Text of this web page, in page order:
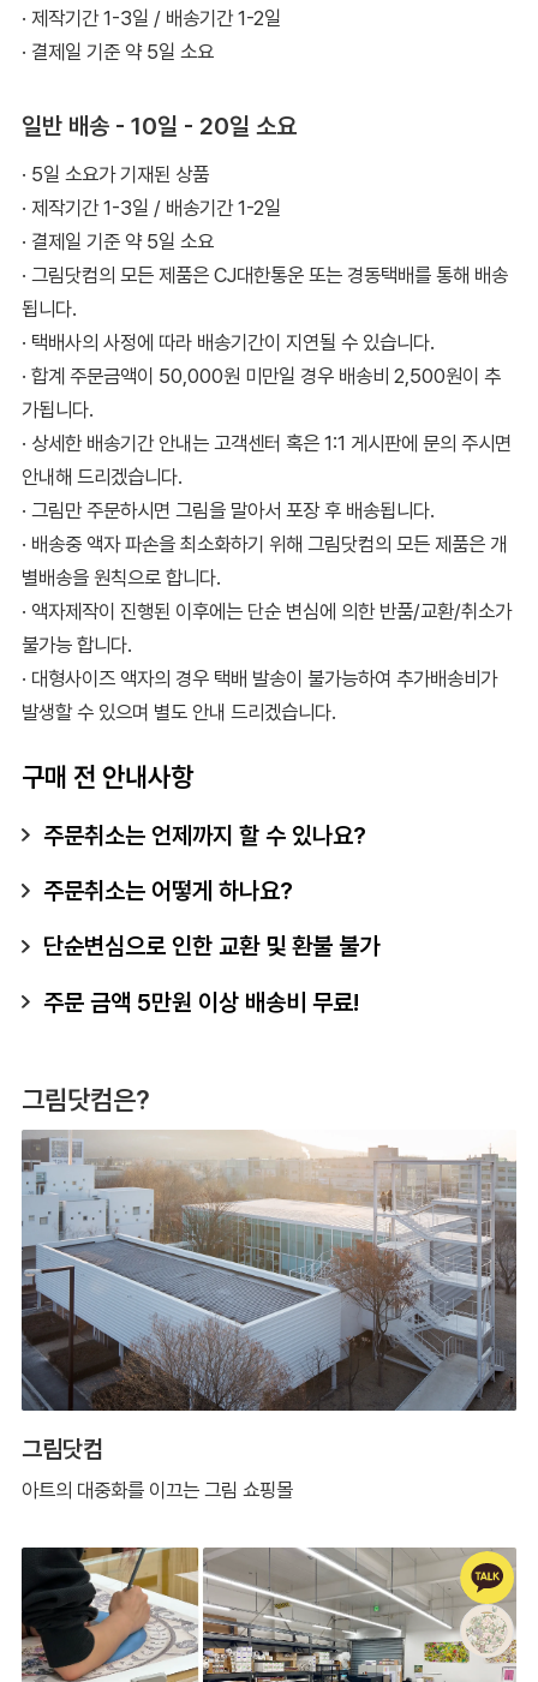
· 제작기간 1-3일 / 배송기간 1-2일
· 결제일 기준 약 5일 소요
일반 배송 - 10일 - 20일 소요
· 5일 소요가 기재된 상품
· 제작기간 1-3일 / 배송기간 1-2일
· 결제일 기준 약 5일 소요
· 그림닷컴의 모든 제품은 CJ대한통운 또는 경동택배를 통해 배송
됩니다.
· 택배사의 사정에 따라 배송기간이 지연될 수 있습니다.
· 합계 주문금액이 50,000원 미만일 경우 배송비 2,500원이 추
가됩니다.
· 상세한 배송기간 안내는 고객센터 혹은 1:1 게시판에 문의 주시면
안내해 드리겠습니다.
· 그림만 주문하시면 그림을 말아서 포장 후 배송됩니다.
· 배송중 액자 파손을 최소화하기 위해 그림닷컴의 모든 제품은 개
별배송을 원칙으로 합니다.
· 액자제작이 진행된 이후에는 단순 변심에 의한 반품/교환/취소가
불가능 합니다.
· 대형사이즈 액자의 경우 택배 발송이 불가능하여 추가배송비가
발생할 수 있으며 별도 안내 드리겠습니다.
구매 전 안내사항
주문취소는 언제까지 할 수 있나요?
주문취소는 어떻게 하나요?
단순변심으로 인한 교환 및 환불 불가
주문 금액 5만원 이상 배송비 무료!
그림닷컴은?
그림닷컴
아트의 대중화를 이끄는 그림 쇼핑몰